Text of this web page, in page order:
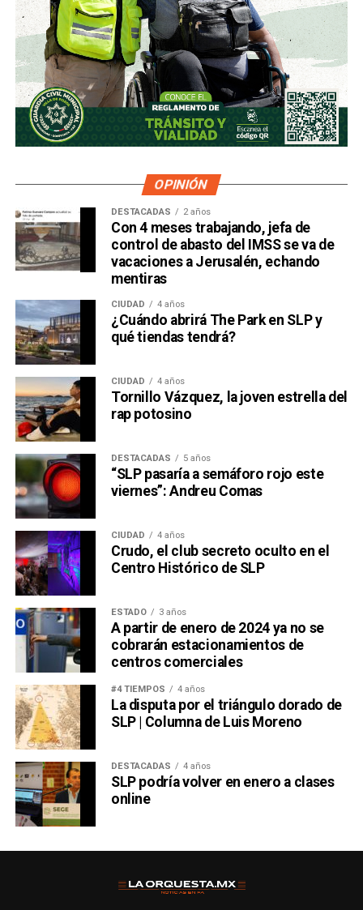
OPINIÓN
DESTACADAS 2 años
Con 4 meses trabajando, jefa de
control de abasto del IMSS se va de
vacaciones a Jerusalén, echando
mentiras
CIUDAD 4 años
¿Cuándo abrirá The Park en SLP y
qué tiendas tendrá?
CIUDAD 4 años
Tornillo Vázquez, la joven estrella del
rap potosino
DESTACADAS 5 años
“SLP pasaría a semáforo rojo este
viernes”: Andreu Comas
CIUDAD 4 años
Crudo, el club secreto oculto en el
Centro Histórico de SLP
ESTADO 3 años
A partir de enero de 2024 ya no se
cobrarán estacionamientos de
centros comerciales
#4 TIEMPOS 4 años
La disputa por el triángulo dorado de
SLP | Columna de Luis Moreno
DESTACADAS 4 años
SLP podría volver en enero a clases
online